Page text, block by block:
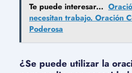
Te puede interesar...
necesitan trabajo. Oración
Poderosa
¿Se puede utilizar la